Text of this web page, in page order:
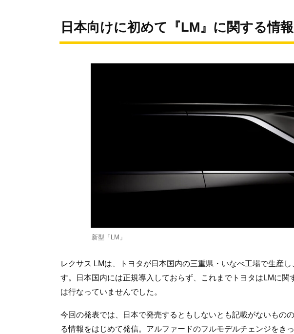
日本向けに初めて『LM』に関する情
新型「LM」
レクサス LMは、トヨタが日本国内の三重県・いなべ工場で生産
す。日本国内には正規導入しておらず、これまでトヨタはLMに
は行なっていませんでした。
今回の発表では、日本で発売するともしないとも記載がないもの
る情報をはじめて発信。アルファードのフルモデルチェンジをき